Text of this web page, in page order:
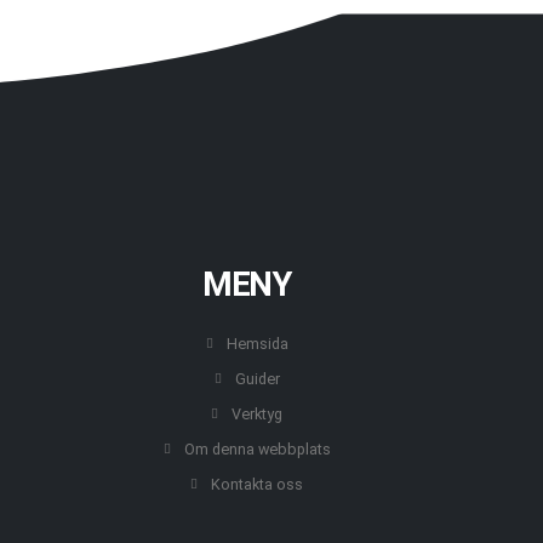
MENY
Hemsida
Guider
Verktyg
Om denna webbplats
Kontakta oss